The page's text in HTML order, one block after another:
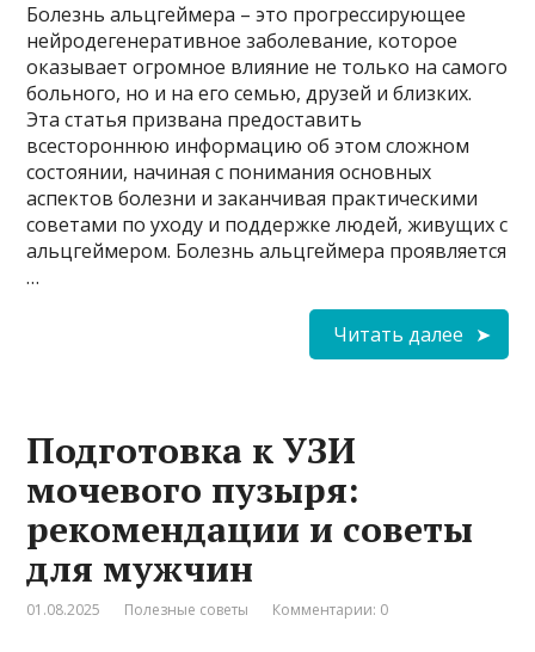
Болезнь альцгеймера – это прогрессирующее
нейродегенеративное заболевание, которое
оказывает огромное влияние не только на самого
больного, но и на его семью, друзей и близких.
Эта статья призвана предоставить
всестороннюю информацию об этом сложном
состоянии, начиная с понимания основных
аспектов болезни и заканчивая практическими
советами по уходу и поддержке людей, живущих с
альцгеймером. Болезнь альцгеймера проявляется
…
Читать далее
Подготовка к УЗИ
мочевого пузыря:
рекомендации и советы
для мужчин
01.08.2025 Полезные советы Комментарии: 0